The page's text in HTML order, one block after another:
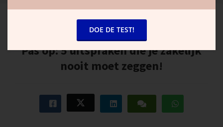
Lieke van der Zanden
23 maart 2023in Gouden tips
Pas op: 5 uitspraken die je zakelijk
nooit moet zeggen!
DOE DE TEST!